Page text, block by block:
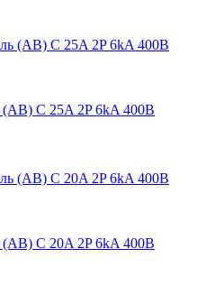
(АВ) C 25A 2P 6kA 400В
(АВ) C 20A 2P 6kA 400В